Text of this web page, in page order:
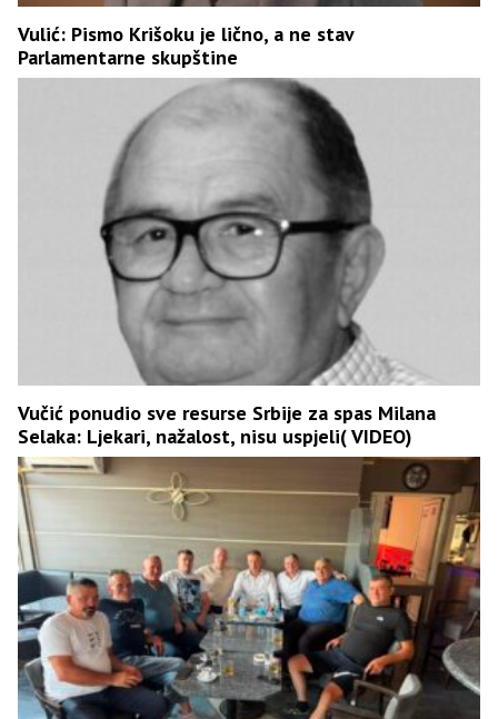
Vulić: Pismo Krišoku je lično, a ne stav
Parlamentarne skupštine
Vučić ponudio sve resurse Srbije za spas Milana
Selaka: Ljekari, nažalost, nisu uspjeli( VIDEO)